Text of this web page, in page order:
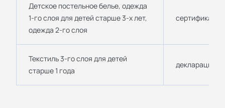
Детское постельное белье, одежда
1-го слоя для детей старше 3-х лет,
одежда 2-го слоя
сертификат
Текстиль 3-го слоя для детей
старше 1 года
декларация